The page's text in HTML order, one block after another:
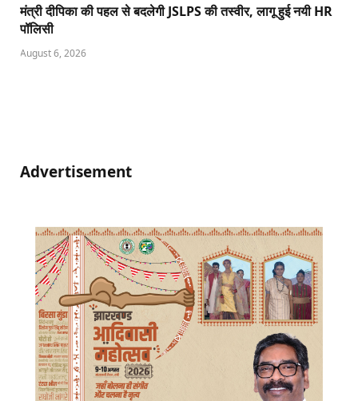
मंत्री दीपिका की पहल से बदलेगी JSLPS की तस्वीर, लागू हुई नयी HR
पॉलिसी
August 6, 2026
Advertisement